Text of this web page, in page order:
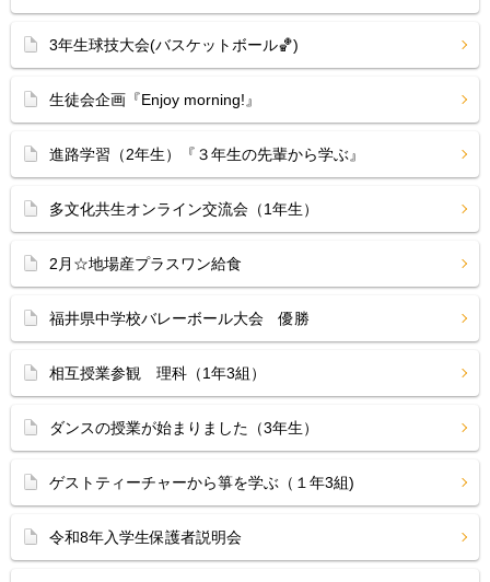
3年生球技大会(バスケットボール🏀)
生徒会企画『Enjoy morning!』
進路学習（2年生）『３年生の先輩から学ぶ』
多文化共生オンライン交流会（1年生）
2月☆地場産プラスワン給食
福井県中学校バレーボール大会 優勝
相互授業参観 理科（1年3組）
ダンスの授業が始まりました（3年生）
ゲストティーチャーから箏を学ぶ（１年3組)
令和8年入学生保護者説明会